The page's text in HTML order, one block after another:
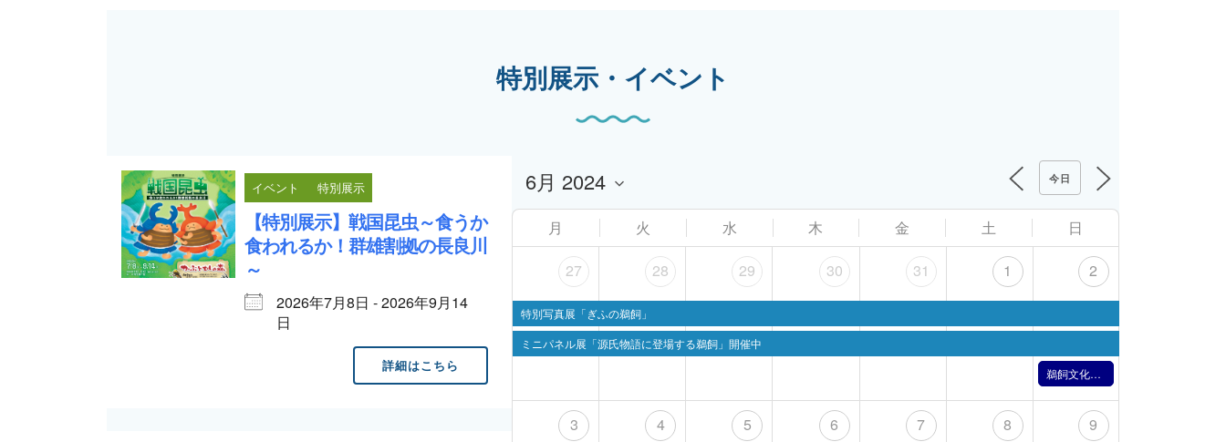
特別展示・イベント
イベント 特別展示
【特別展示】戦国昆虫～食うか
食われるか！群雄割拠の長良川
～
2026年7月8日 - 2026年9月14
日
詳細はこちら
今日
月 火 水 木 金 土 日
27
特別写真展「ぎふの鵜飼」
ミニパネル展「源氏物語に登場する鵜飼」開催中
28 29 30 31 1 2
鵜飼文化の紹介【6月2日】（2024年）
3 4 5 6 7 8 9